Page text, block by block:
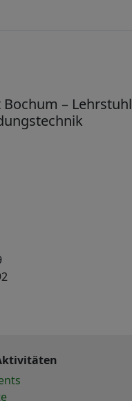
– Lehrstuhl